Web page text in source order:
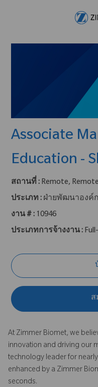
Associate
Education -
สถานที่ : Remote,
ประเภท : ฝ่ายพัฒนาองค์
งาน # : 10946
ประเภทการจ้างงาน :
At Zimmer Biomet, we
innovation and driving our
technology leader for
enhanced by a Zimmer
seconds.